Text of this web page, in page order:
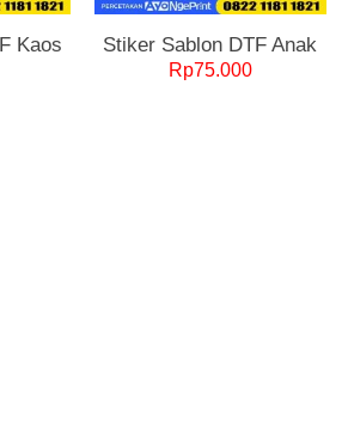
Kaos Stiker Sablon DTF Anak
Rp75.000